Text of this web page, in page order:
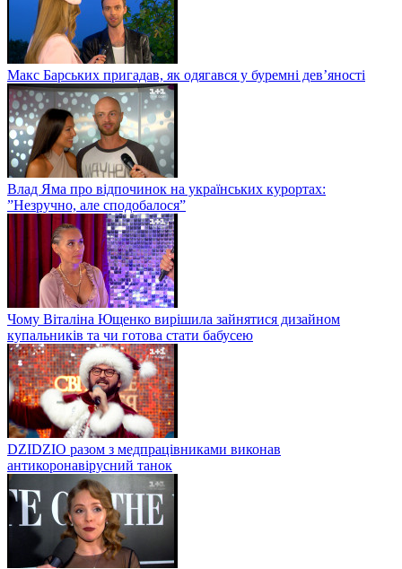
Макс Барських пригадав, як одягався у буремні дев’яності
Влад Яма про відпочинок на українських курортах:
”Незручно, але сподобалося”
Чому Віталіна Ющенко вирішила зайнятися дизайном
купальників та чи готова стати бабусею
DZIDZIO разом з медпрацівниками виконав
антикоронавірусний танок